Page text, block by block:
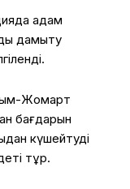
адам
дамыту
Жомарт
бағдарын
күшейтудің
тұр.